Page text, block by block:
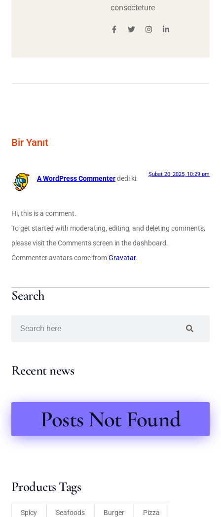
consecteture
Bir Yanıt
A WordPress Commenterdedi ki:
Şubat 20, 2025, 10:29 pm
Hi, this is a comment.
To get started with moderating, editing, and deleting comments,
please visit the Comments screen in the dashboard.
Commenter avatars come fromGravatar.
Search
Recent news
Posts Not Found
Products Tags
Spicy Seafoods Burger Pizza